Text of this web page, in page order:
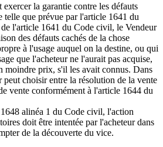
la garantie contre les défauts
telle que prévue par l'article 1641 du
l'article 1641 du Code civil, le Vendeur
des défauts cachés de la chose
à l'usage auquel on la destine, ou qui
que l'acheteur ne l'aurait pas acquise,
moindre prix, s'il les avait connus. Dans
peut choisir entre la résolution de la vente
vente conformément à l'article 1644 du
alinéa 1 du Code civil, l'action
doit être intentée par l'acheteur dans
de la découverte du vice.